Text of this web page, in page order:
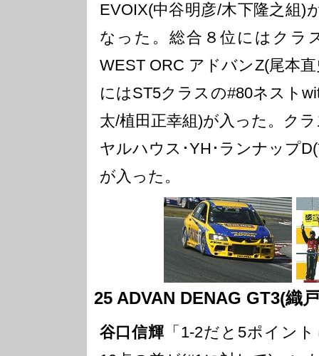
EVOIX(中谷明彦/木下隆之組)
なった。総合８位にはクラ
WEST ORC アドバンZ(尾本
にはST5クラスの#80ネスト
太/植田正幸組)が入った。ク
ヤルハウス･YH･ランナップ
が入った。
25 ADVAN DENAG GT3(織
谷口信輝 「1-2だと5ポイン